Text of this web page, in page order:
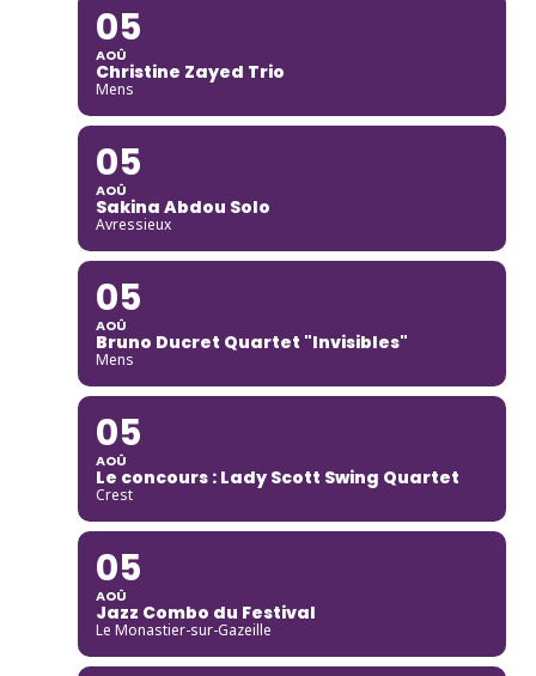
05
AOÛ
Christine Zayed Trio
Mens
05
AOÛ
Sakina Abdou Solo
Avressieux
05
AOÛ
Bruno Ducret Quartet "Invisibles"
Mens
05
AOÛ
Le concours : Lady Scott Swing Quartet
Crest
05
AOÛ
Jazz Combo du Festival
Le Monastier-sur-Gazeille